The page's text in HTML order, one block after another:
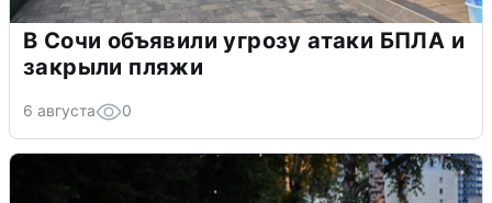
В Сочи объявили угрозу атаки БПЛА и
закрыли пляжи
6 августа 0